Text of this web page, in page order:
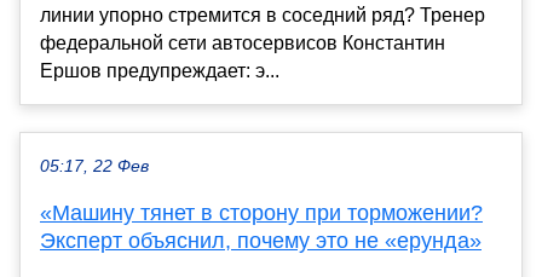
линии упорно стремится в соседний ряд? Тренер
федеральной сети автосервисов Константин
Ершов предупреждает: э...
05:17, 22 Фев
«Машину тянет в сторону при торможении?
Эксперт объяснил, почему это не «ерунда»